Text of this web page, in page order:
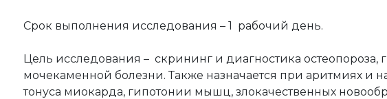
Срок выполнения исследования – 1 рабочий день.
Цель исследования – скрининг и диагностика остеопороза,
мочекаменной болезни. Также назначается при аритмиях и
тонуса миокарда, гипотонии мышц, злокачественных